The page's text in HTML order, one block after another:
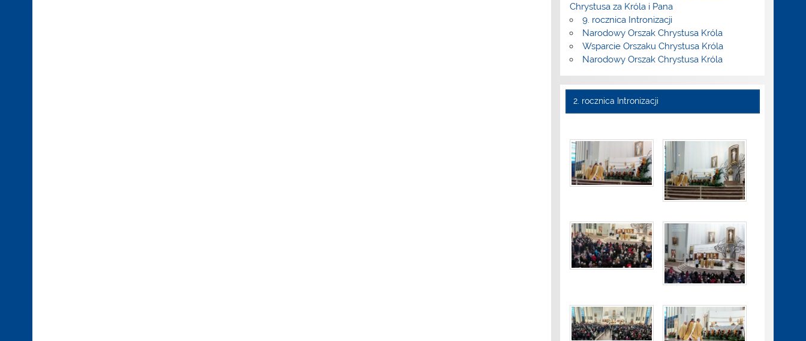
Chrystusa za Króla i Pana
9. rocznica Intronizacji
Narodowy Orszak Chrystusa Króla
Wsparcie Orszaku Chrystusa Króla
Narodowy Orszak Chrystusa Króla
2. rocznica Intronizacji